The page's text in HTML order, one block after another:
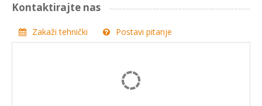
Kontaktirajte nas
Zakaži tehnički Postavi pitanje